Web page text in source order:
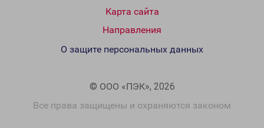
Карта сайта
Направления
© ООО «ПЭК», 2026
Все права защищены и охраняются законом
О защите персональных данных